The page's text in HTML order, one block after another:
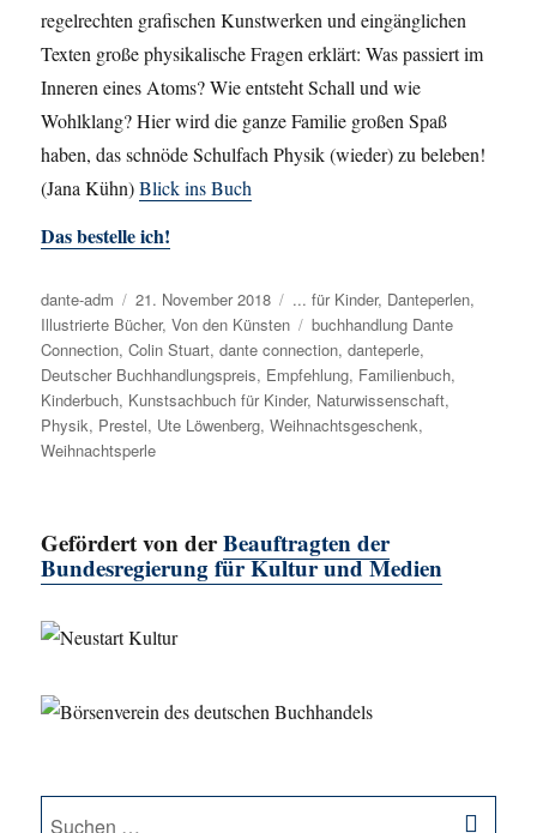
regelrechten grafischen Kunstwerken und eingänglichen
Texten große physikalische Fragen erklärt: Was passiert im
Inneren eines Atoms? Wie entsteht Schall und wie
Wohlklang? Hier wird die ganze Familie großen Spaß
haben, das schnöde Schulfach Physik (wieder) zu beleben!
(Jana Kühn)Blick ins Buch
Das bestelle ich!
Autor
dante-adm
Veröffentlicht
am
21. November 2018 Kategorien
... für Kinder, Danteperlen,
Illustrierte Bücher,Von den Künsten Schlagwörter
buchhandlung Dante
Connection,Colin Stuart,dante connection,danteperle,
Deutscher Buchhandlungspreis, Empfehlung, Familienbuch,
Kinderbuch, Kunstsachbuch für Kinder, Naturwissenschaft,
Physik, Prestel, Ute Löwenberg,Weihnachtsgeschenk,
Weihnachtsperle
Gefördert von derBeauftragten der
Bundesregierung für Kultur und Medien
Suche